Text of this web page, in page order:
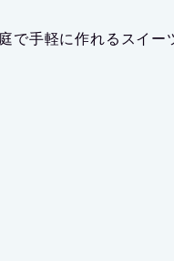
で手軽に作れるスイー